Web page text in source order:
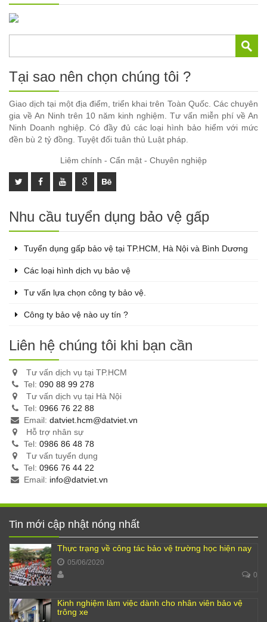
Tại sao nên chọn chúng tôi ?
Giao dịch tại một địa điểm, triển khai trên Toàn Quốc. Các chuyên
gia về An Ninh trên 10 năm kinh nghiệm. Tư vấn miễn phí về An
Ninh Doanh nghiệp. Có đầy đủ các loại hình bảo hiểm với mức
đền bù 2 tỷ đồng. Tuyệt đối tuân thủ Luật pháp.
Liêm chính - Cẩn mật - Chuyên nghiệp
Nhu cầu tuyển dụng bảo vệ gấp
Tuyển dụng gấp bảo vệ tại TP.HCM, Hà Nội và Bình Dương
Các loại hình dịch vụ bảo vệ
Tư vấn lựa chọn công ty bảo vệ.
Công ty bảo vệ nào uy tín ?
Liên hệ chúng tôi khi bạn cần
Tư vấn dịch vụ tại TP.HCM
Tel: 090 88 99 278
Tư vấn dịch vụ tại Hà Nội
Tel: 0966 76 22 88
Email: datviet.hcm@datviet.vn
Hỗ trợ nhân sự
Tel: 0986 86 48 78
Tư vấn tuyển dụng
Tel: 0966 76 44 22
Email: info@datviet.vn
Tin mới cập nhật nóng nhất
Thực trạng về công tác bảo vệ trường học hiện nay
05/06/2020
0
Kinh nghiệm làm việc dành cho nhân viên bảo vệ
trông xe